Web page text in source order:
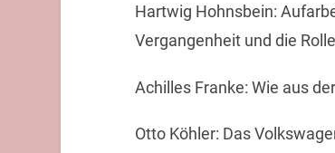
Hartwig Hohnsbein:
Vergangenheit und die
Achilles Franke: Wie aus
Otto Köhler: Das